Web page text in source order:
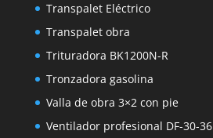
Transpalet Eléctrico
Transpalet obra
Trituradora BK1200N-R
Tronzadora gasolina
Valla de obra 3×2 con pie
Ventilador profesional DF-30-36